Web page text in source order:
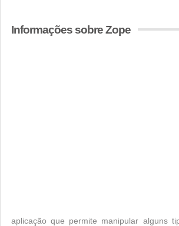
Informações sobre Zope
aplicação que permite manipular alguns